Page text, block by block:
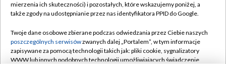
Naziemna Telewizja Cyfrowa
Rada Programowa
System NOS
Pomoc
Kontakt
mierzenia ich skuteczności) i pozostałych, które wskazujemy poniżej, a
także zgody na udostępnianie przez nas identyfikatora PPID do Google.
Twoje dane osobowe zbierane podczas odwiedzania przez Ciebie naszych
poszczególnych serwisówzwanych dalej „Portalem”, w tym informacje
zapisywane za pomocą technologii takich jak: pliki cookie, sygnalizatory
WWW lub innych podobnych technologii umożliwiających świadczenie